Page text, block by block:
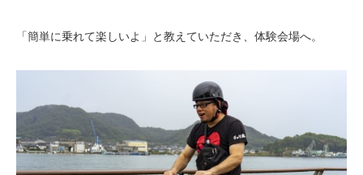
「簡単に乗れて楽しいよ」と教えていただき、体験会場へ。